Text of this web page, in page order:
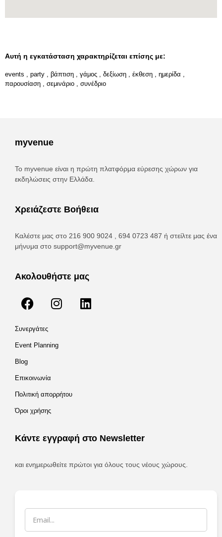
Αυτή η εγκατάσταση χαρακτηρίζεται επίσης με:
events , party , βάπτιση , γάμος , δεξίωση , έκθεση , ημερίδα ,
παρουσίαση , σεμινάριο , συνέδριο
myvenue
Το myvenue είναι η πρώτη πλατφόρμα εύρεσης χώρων για
εκδηλώσεις στην Ελλάδα.
Χρειάζεστε Βοήθεια
Καλέστε μας στο 216 900 9024 , 694 0723 487 ή στείλτε μας ένα
μήνυμα στο support@myvenue.gr
Ακολουθήστε μας
Συνεργάτες
Event Planning
Blog
Επικοινωνία
Πολιτική απορρήτου
Όροι χρήσης
Κάντε εγγραφή στο Newsletter
και ενημερωθείτε πρώτοι για όλους τους νέους χώρους.